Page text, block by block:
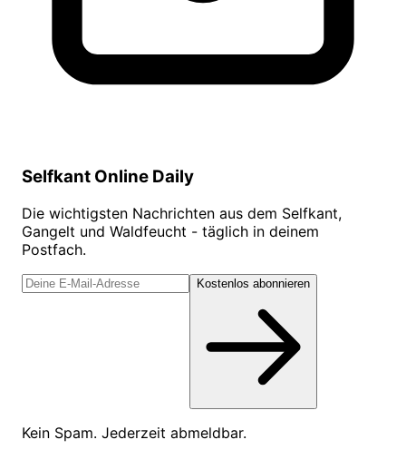
Selfkant Online Daily
Die wichtigsten Nachrichten aus dem Selfkant,
Gangelt und Waldfeucht - täglich in deinem
Postfach.
Kostenlos abonnieren
Kein Spam. Jederzeit abmeldbar.